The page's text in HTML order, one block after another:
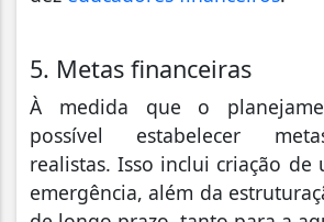
5. Metas financeiras
À medida que o
possível estabelecer
realistas. Isso inclui criação de
emergência, além da